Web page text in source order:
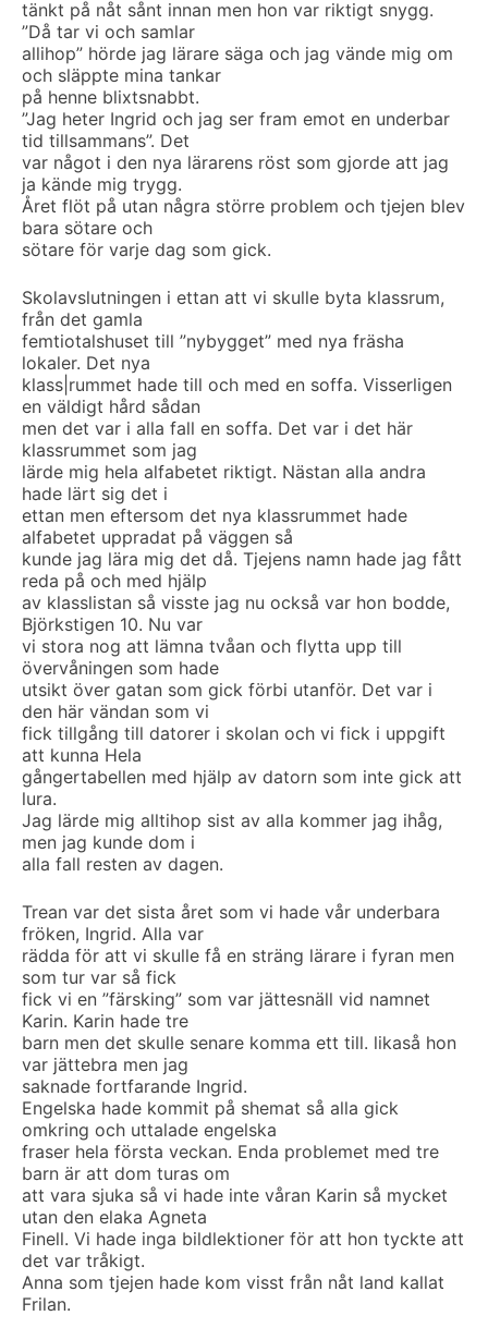
tänkt på nåt sånt innan men hon var riktigt snygg.
”Då tar vi och samlar
allihop” hörde jag lärare säga och jag vände mig om
och släppte mina tankar
på henne blixtsnabbt.
”Jag heter Ingrid och jag ser fram emot en underbar
tid tillsammans”. Det
var något i den nya lärarens röst som gjorde att jag
ja kände mig trygg.
Året flöt på utan några större problem och tjejen blev
bara sötare och
sötare för varje dag som gick.
Skolavslutningen i ettan att vi skulle byta klassrum,
från det gamla
femtiotalshuset till ”nybygget” med nya fräsha
lokaler. Det nya
klass|rummet hade till och med en soffa. Visserligen
en väldigt hård sådan
men det var i alla fall en soffa. Det var i det här
klassrummet som jag
lärde mig hela alfabetet riktigt. Nästan alla andra
hade lärt sig det i
ettan men eftersom det nya klassrummet hade
alfabetet uppradat på väggen så
kunde jag lära mig det då. Tjejens namn hade jag fått
reda på och med hjälp
av klasslistan så visste jag nu också var hon bodde,
Björkstigen 10. Nu var
vi stora nog att lämna tvåan och flytta upp till
övervåningen som hade
utsikt över gatan som gick förbi utanför. Det var i
den här vändan som vi
fick tillgång till datorer i skolan och vi fick i uppgift
att kunna Hela
gångertabellen med hjälp av datorn som inte gick att
lura.
Jag lärde mig alltihop sist av alla kommer jag ihåg,
men jag kunde dom i
alla fall resten av dagen.
Trean var det sista året som vi hade vår underbara
fröken, Ingrid. Alla var
rädda för att vi skulle få en sträng lärare i fyran men
som tur var så fick
fick vi en ”färsking” som var jättesnäll vid namnet
Karin. Karin hade tre
barn men det skulle senare komma ett till. likaså hon
var jättebra men jag
saknade fortfarande Ingrid.
Engelska hade kommit på shemat så alla gick
omkring och uttalade engelska
fraser hela första veckan. Enda problemet med tre
barn är att dom turas om
att vara sjuka så vi hade inte våran Karin så mycket
utan den elaka Agneta
Finell. Vi hade inga bildlektioner för att hon tyckte att
det var tråkigt.
Anna som tjejen hade kom visst från nåt land kallat
Frilan.